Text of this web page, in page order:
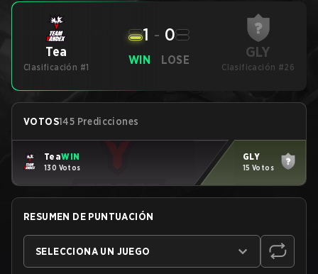
Tea
Clasificación #1
WIN
1 - 0
LOSE GLY
Clasificación #26
VOTOS145 Predicciones
TeaWIN
130 Votos
GLY
15 Votos
RESUMEN DE PUNTUACIÓN
SELECCIONA UN JUEGO